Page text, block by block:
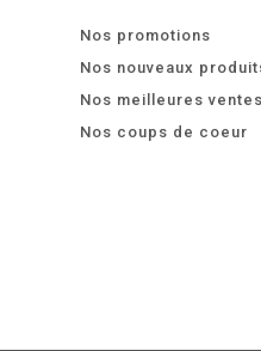
Nos promotions
Nos nouveaux
Nos meilleures ventes
Nos coups de coeur